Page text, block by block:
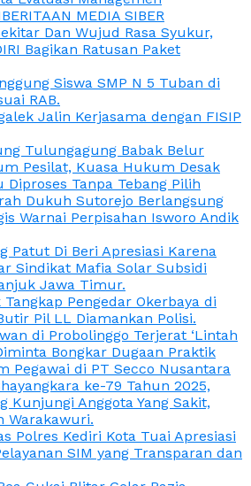
MEDIA SIBER
Dan Wujud Rasa Syukur,
Bagikan Ratusan Paket
Siswa SMP N 5 Tuban di
RAB.
Jalin Kerjasama dengan FISIP
Tulungagung Babak Belur
Pesilat, Kuasa Hukum Desak
Tanpa Tebang Pilih
Dukuh Sutorejo Berlangsung
Warnai Perpisahan Isworo Andik
Patut Di Beri Apresiasi Karena
Sindikat Mafia Solar Subsidi
Jawa Timur.
Pengedar Okerbaya di
Pil LL Diamankan Polisi.
di Probolinggo Terjerat ‘Lintah
Bongkar Dugaan Praktik
Pegawai di PT Secco Nusantara
ke-79 Tahun 2025,
Kunjungi Anggota Yang Sakit,
Warakawuri.
Polres Kediri Kota Tuai Apresiasi
SIM yang Transparan dan